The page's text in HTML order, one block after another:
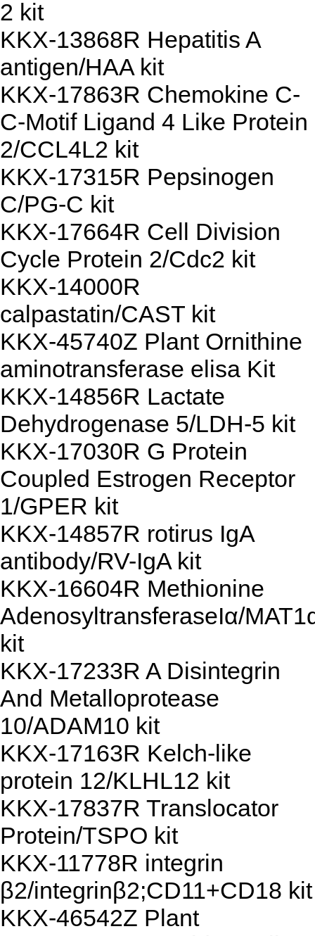
2 kit
KKX-13868R Hepatitis A
antigen/HAA kit
KKX-17863R Chemokine C-
C-Motif Ligand 4 Like Protein
2/CCL4L2 kit
KKX-17315R Pepsinogen
C/PG-C kit
KKX-17664R Cell Division
Cycle Protein 2/Cdc2 kit
KKX-14000R
calpastatin/CAST kit
KKX-45740Z Plant Ornithine
aminotransferase elisa Kit
KKX-14856R Lactate
Dehydrogenase 5/LDH-5 kit
KKX-17030R G Protein
Coupled Estrogen Receptor
1/GPER kit
KKX-14857R rotirus IgA
antibody/RV-IgA kit
KKX-16604R Methionine
AdenosyltransferaseIα/
kit
KKX-17233R A Disintegrin
And Metalloprotease
10/ADAM10 kit
KKX-17163R Kelch-like
protein 12/KLHL12 kit
KKX-17837R Translocator
Protein/TSPO kit
KKX-11778R integrin
β2/integrinβ2;CD11+CD18 kit
KKX-46542Z Plant